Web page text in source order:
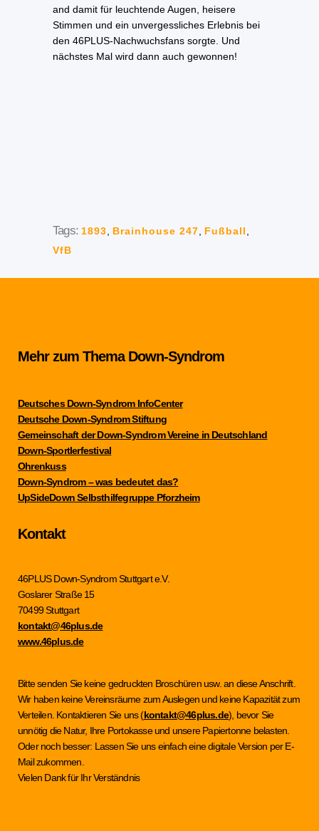
and damit für leuchtende Augen, heisere
Stimmen und ein unvergessliches Erlebnis bei
den 46PLUS-Nachwuchsfans sorgte. Und
nächstes Mal wird dann auch gewonnen!
Tags: 1893 Brainhouse 247 Fußball
VfB
Mehr zum Thema Down-Syndrom
Deutsches Down-Syndrom InfoCenter
Deutsche Down-Syndrom Stiftung
Gemeinschaft der Down-Syndrom Vereine in Deutschland
Down-Sportlerfestival
Ohrenkuss
Down-Syndrom – was bedeutet das?
UpSideDown Selbsthilfegruppe Pforzheim
Kontakt
46PLUS Down-Syndrom Stuttgart e.V.
Goslarer Straße 15
70499 Stuttgart
kontakt@46plus.de
www.46plus.de
Bitte senden Sie keine gedruckten Broschüren usw. an diese Anschrift.
Wir haben keine Vereinsräume zum Auslegen und keine Kapazität zum
Verteilen. Kontaktieren Sie uns (kontakt@46plus.de), bevor Sie
unnötig die Natur, Ihre Portokasse und unsere Papiertonne belasten.
Oder noch besser: Lassen Sie uns einfach eine digitale Version per E-
Mail zukommen.
Vielen Dank für Ihr Verständnis